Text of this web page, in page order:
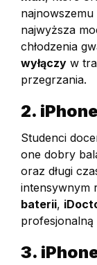
najwyższa
chłodzenia
wyłączy w
przegrzania.
2.
Studenci
one dobry
oraz długi
intensywnym
baterii,
profesjonalną
3.